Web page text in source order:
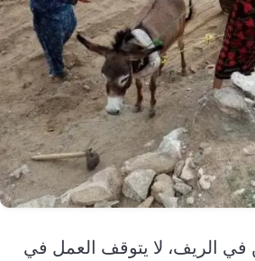
في الريف، لا يتوقف العمل في